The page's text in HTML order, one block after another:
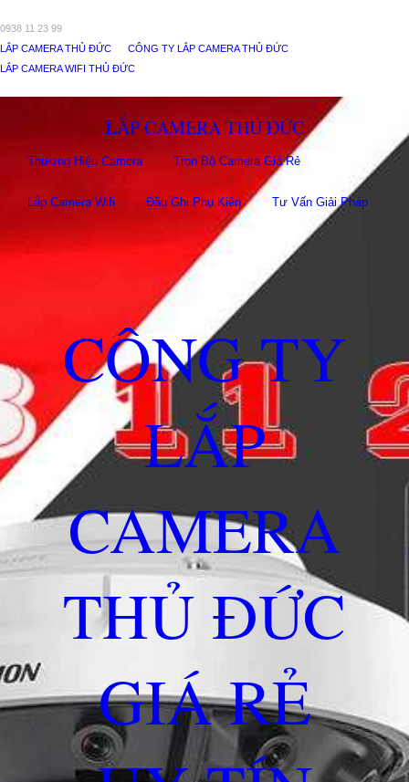
0938 11 23 99
LẮP CAMERA THỦ ĐỨC
CÔNG TY LẮP CAMERA THỦ ĐỨC
LẮP CAMERA WIFI THỦ ĐỨC
LẮP CAMERA THỦ ĐỨC
Thương Hiệu Camera Trọn Bộ Camera Giá Rẻ
Lắp Camera Wifi Đầu Ghi Phụ Kiên Tư Vấn Giải Pháp
CÔNG TY
LẮP
CAMERA
THỦ ĐỨC
GIÁ RẺ